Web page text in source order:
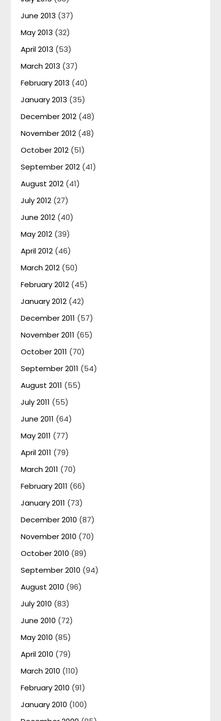
June 2013 (37)
May 2013 (32)
April 2013 (53)
March 2013 (37)
February 2013 (40)
January 2013 (35)
December 2012 (48)
November 2012 (48)
October 2012 (51)
September 2012 (41)
August 2012 (41)
July 2012 (27)
June 2012 (40)
May 2012 (39)
April 2012 (46)
March 2012 (50)
February 2012 (45)
January 2012 (42)
December 2011 (57)
November 2011 (65)
October 2011 (70)
September 2011 (54)
August 2011 (55)
July 2011 (55)
June 2011 (64)
May 2011 (77)
April 2011 (79)
March 2011 (70)
February 2011 (66)
January 2011 (73)
December 2010 (87)
November 2010 (70)
October 2010 (89)
September 2010 (94)
August 2010 (96)
July 2010 (83)
June 2010 (72)
May 2010 (85)
April 2010 (79)
March 2010 (110)
February 2010 (91)
January 2010 (100)